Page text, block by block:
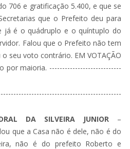
706 e gratificação 5.400, e que se
que o Prefeito deu para
já é o quádruplo e o quíntuplo do
Falou que o Prefeito não tem
seu voto contrário. EM VOTAÇÃO
por maioria. ----------------------------
DA SILVEIRA JUNIOR –
que a Casa não é dele, não é do
não é do prefeito Roberto e